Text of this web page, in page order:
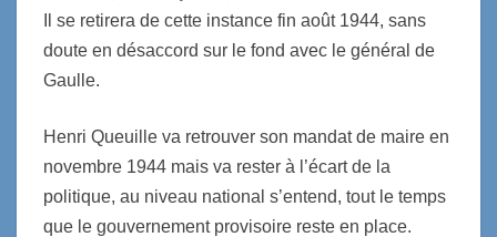
Il se retirera de cette instance fin août 1944, sans
doute en désaccord sur le fond avec le général de
Gaulle.
Henri Queuille va retrouver son mandat de maire en
novembre 1944 mais va rester à l’écart de la
politique, au niveau national s’entend, tout le temps
que le gouvernement provisoire reste en place.